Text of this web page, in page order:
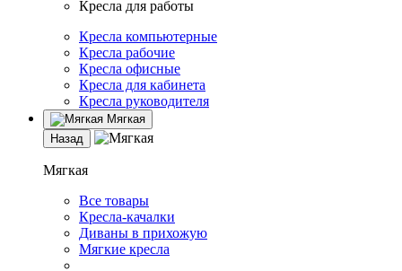
Кресла для работы
Кресла компьютерные
Кресла рабочие
Кресла офисные
Кресла для кабинета
Кресла руководителя
Мягкая
Назад
Мягкая
Все товары
Кресла-качалки
Диваны в прихожую
Мягкие кресла